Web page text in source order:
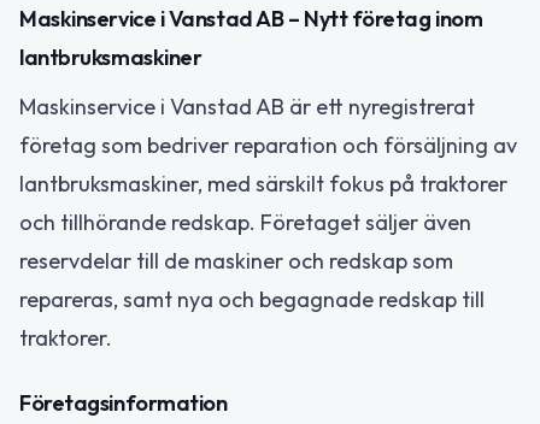
Maskinservice i Vanstad AB – Nytt företag inom
lantbruksmaskiner
Maskinservice i Vanstad AB är ett nyregistrerat
företag som bedriver reparation och försäljning av
lantbruksmaskiner, med särskilt fokus på traktorer
och tillhörande redskap. Företaget säljer även
reservdelar till de maskiner och redskap som
repareras, samt nya och begagnade redskap till
traktorer.
Företagsinformation